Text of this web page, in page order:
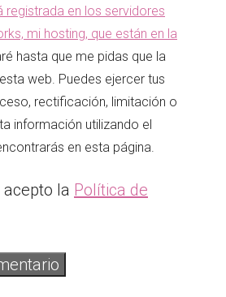
registrada en los servidores
mi hosting, que están en la
hasta que me pidas que la
web. Puedes ejercer tus
rectificación, limitación o
información utilizando el
en esta página.
la Política de